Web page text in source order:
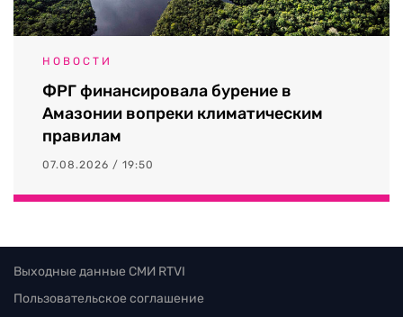
НОВОСТИ
ФРГ финансировала бурение в
Амазонии вопреки климатическим
правилам
07.08.2026 / 19:50
Выходные данные СМИ RTVI
Пользовательское соглашение